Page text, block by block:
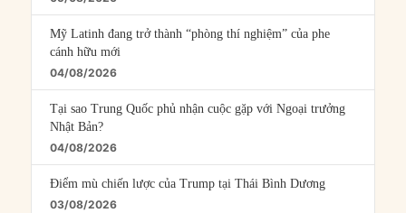
Mỹ Latinh đang trở thành “phòng thí nghiệm” của phe
cánh hữu mới
04/08/2026
Tại sao Trung Quốc phủ nhận cuộc gặp với Ngoại trưởng
Nhật Bản?
04/08/2026
Điểm mù chiến lược của Trump tại Thái Bình Dương
03/08/2026